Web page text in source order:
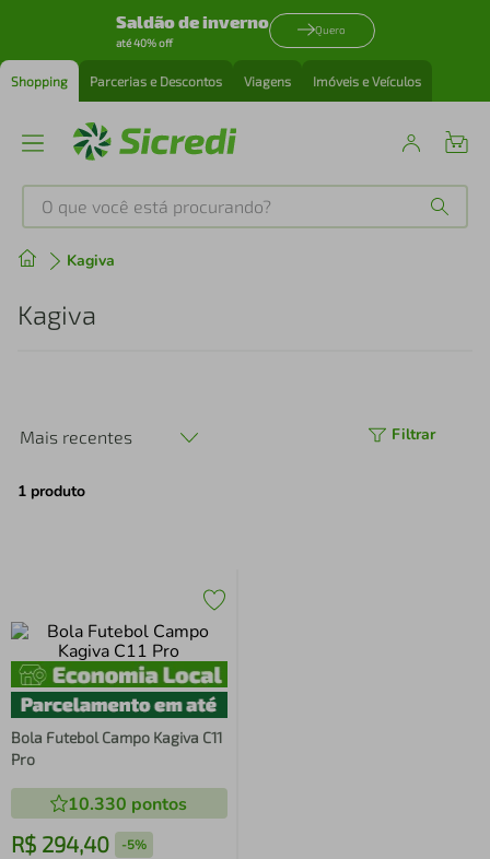
Saldão de inverno
até 40% off
Quero
Shopping Parcerias e Descontos Viagens Imóveis e Veículos
O que você está procurando?
Kagiva
Kagiva
Mais recentes Filtrar
1 produto
Bola Futebol Campo Kagiva C11
Pro
10.330 pontos
R$ 294,40 -5%
Produtos mais buscados
º
perfume
4º